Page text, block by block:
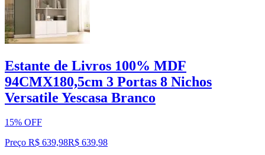
Estante de Livros 100% MDF
94CMX180,5cm 3 Portas 8 Nichos
Versatile Yescasa Branco
15% OFF
Preço R$ 639,98R$ 639,98